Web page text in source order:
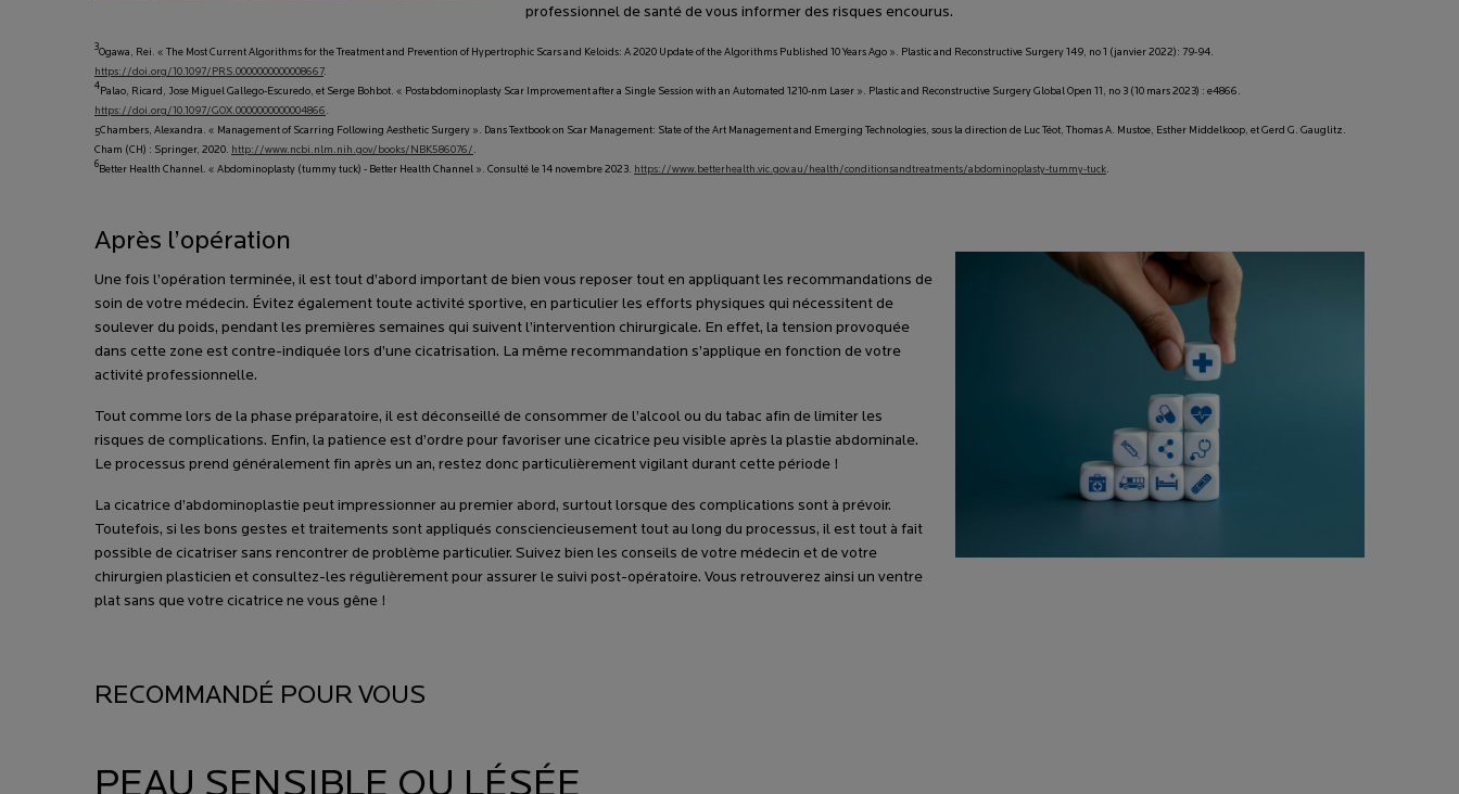
professionnel de santé de vous informer des risques encourus.
3Ogawa, Rei. « The Most Current Algorithms for the Treatment and Prevention of Hypertrophic Scars and Keloids: A 2020 Update of the Algorithms Published 10 Years Ago ». Plastic and Reconstructive Surgery 149, no 1 (janvier 2022): 79-94.
https://doi.org/10.1097/PRS.0000000000008667.​
4 Palao, Ricard, Jose Miguel Gallego-Escuredo, et Serge Bohbot. « Postabdominoplasty Scar Improvement after a Single Session with an Automated 1210-nm Laser ». Plastic and Reconstructive Surgery Global Open 11, no 3 (10 mars 2023) : e4866.
https://doi.org/10.1097/GOX.0000000000004866
5Chambers, Alexandra. « Management of Scarring Following Aesthetic Surgery ». Dans Textbook on Scar Management: State of the Art Management and Emerging Technologies, sous la direction de Luc Téot, Thomas A. Mustoe, Esther Middelkoop, et Gerd G. Gauglitz.
Cham (CH) : Springer, 2020.
http://www.ncbi.nlm.nih.gov/books/NBK586076/
6 Better Health Channel. « Abdominoplasty (tummy tuck) - Better Health Channel ». Consulté le 14 novembre 2023. https://www.betterhealth.vic.gov.au/health/conditionsandtreatments/abdominoplasty-tummy-tuck
Après l’opération
Une fois l’opération terminée, il est tout d’abord important de bien vous reposer tout en appliquant les recommandations de
soin de votre médecin. Évitez également toute activité sportive, en particulier les efforts physiques qui nécessitent de
soulever du poids, pendant les premières semaines qui suivent l’intervention chirurgicale. En effet, la tension provoquée
dans cette zone est contre-indiquée lors d’une cicatrisation. La même recommandation s’applique en fonction de votre
activité professionnelle.
Tout comme lors de la phase préparatoire, il est déconseillé de consommer de l’alcool ou du tabac afin de limiter les
risques de complications. Enfin, la patience est d’ordre pour favoriser une cicatrice peu visible après la plastie abdominale.
Le processus prend généralement fin après un an, restez donc particulièrement vigilant durant cette période !
La cicatrice d’abdominoplastie peut impressionner au premier abord, surtout lorsque des complications sont à prévoir.
Toutefois, si les bons gestes et traitements sont appliqués consciencieusement tout au long du processus, il est tout à fait
possible de cicatriser sans rencontrer de problème particulier. Suivez bien les conseils de votre médecin et de votre
chirurgien plasticien et consultez-les régulièrement pour assurer le suivi post-opératoire. Vous retrouverez ainsi un ventre
plat sans que votre cicatrice ne vous gêne !
RECOMMANDÉ POUR VOUS
PEAU SENSIBLE OU LÉSÉE